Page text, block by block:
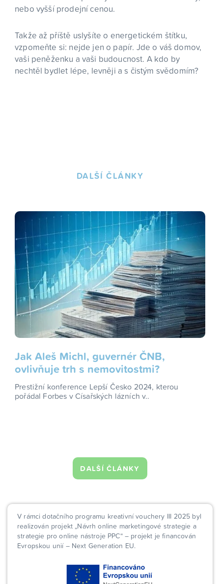
nebo vyšší prodejní cenou.
Takže až příště uslyšíte o energetickém štítku,
vzpomeňte si: nejde jen o papír. Jde o váš domov,
vaši peněženku a vaši budoucnost. A kdo by
nechtěl bydlet lépe, levněji a s čistým svědomím?
DALŠÍ ČLÁNKY
Jak Aleš Michl, guvernér ČNB,
ovlivňuje trh s nemovitostmi?
Prestižní konference Lepší Česko 2024, kterou
pořádal Forbes v Císařských lázních v..
DALŠÍ ČLÁNKY
V rámci dotačního programu kreativní vouchery III 2025 byl
realizován projekt „Návrh online marketingové strategie a
strategie pro online nástroje PPC“ – projekt je financován
Evropskou unií – Next Generation EU.